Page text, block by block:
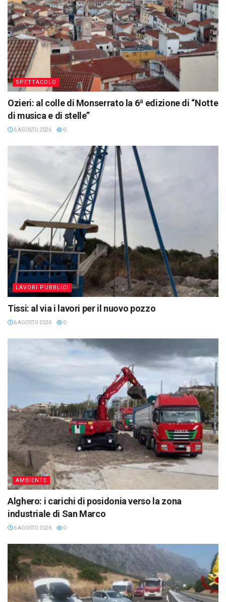
SPETTACOLO
Ozieri: al colle di Monserrato la 6ª edizione di “Notte
di musica e di stelle”
6 AGOSTO 2026 0
LAVORI PUBBLICI
Tissi: al via i lavori per il nuovo pozzo
6 AGOSTO 2026 0
AMBIENTE
Alghero: i carichi di posidonia verso la zona
industriale di San Marco
6 AGOSTO 2026 0